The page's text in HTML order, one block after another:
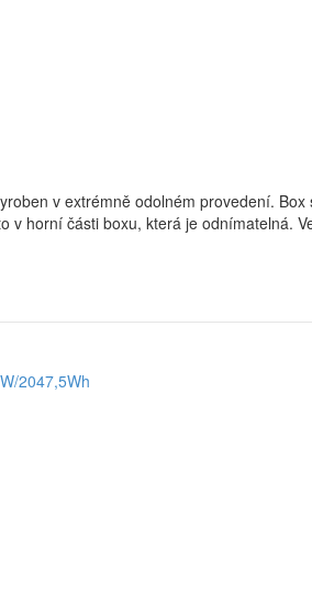
v extrémně odolném provedení.
horní části boxu, která je odnímatelná.